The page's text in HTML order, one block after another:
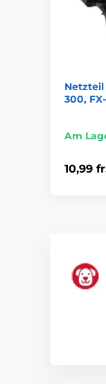
Netzteil
300,
Am
10,99